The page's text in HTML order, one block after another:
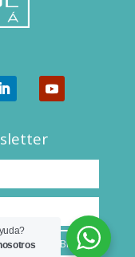
SUSCRIBIRSE